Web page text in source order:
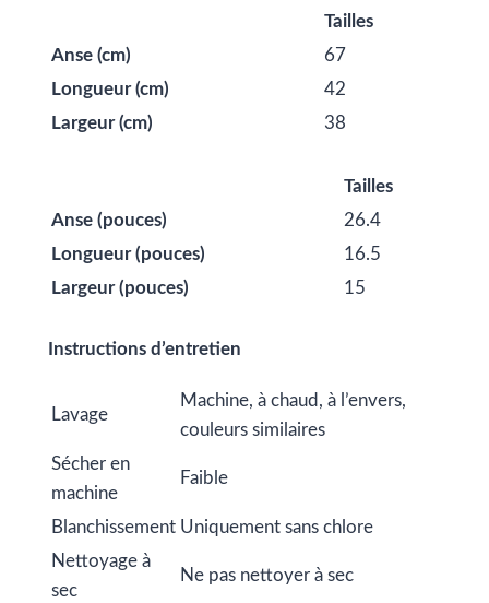
Tailles
Anse (cm)
67
Longueur (cm)
42
Largeur (cm)
38
Tailles
Anse (pouces)
26.4
Longueur (pouces)
16.5
Largeur (pouces)
15
Instructions d’entretien
Lavage
Machine, à chaud, à l’envers,
couleurs similaires
Sécher en
machine
Faible
Blanchissement Uniquement sans chlore
Nettoyage à
sec
Ne pas nettoyer à sec